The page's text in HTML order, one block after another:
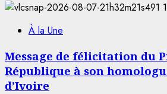
1
À la Une
Message de félicitation du
République à son
d’Ivoire